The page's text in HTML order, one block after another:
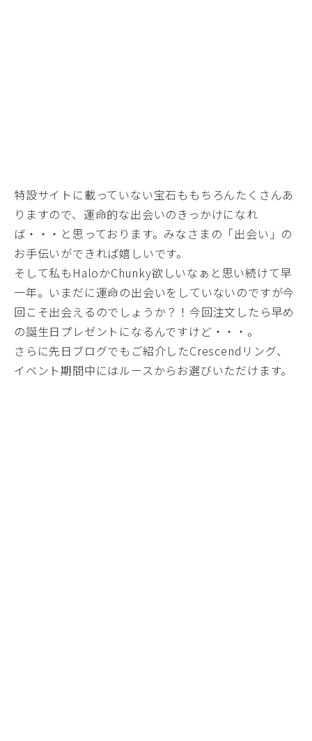
特設サイトに載っていない宝石ももちろんたくさんあ
りますので、運命的な出会いのきっかけになれ
ば・・・と思っております。みなさまの「出会い」の
お手伝いができれば嬉しいです。
そして私もHaloかChunky欲しいなぁと思い続けて早
一年。いまだに運命の出会いをしていないのですが今
回こそ出会えるのでしょうか？！今回注文したら早め
の誕生日プレゼントになるんですけど・・・。
さらに先日ブログでもご紹介したCrescendリング、
イベント期間中にはルースからお選びいただけます。